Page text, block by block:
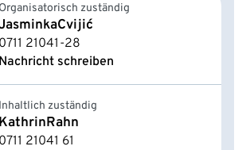
Organisatorisch zuständig
Cvijić
0711 21041-28
Nachricht schreiben
Inhaltlich zuständig
KathrinRahn
0711 21041 61